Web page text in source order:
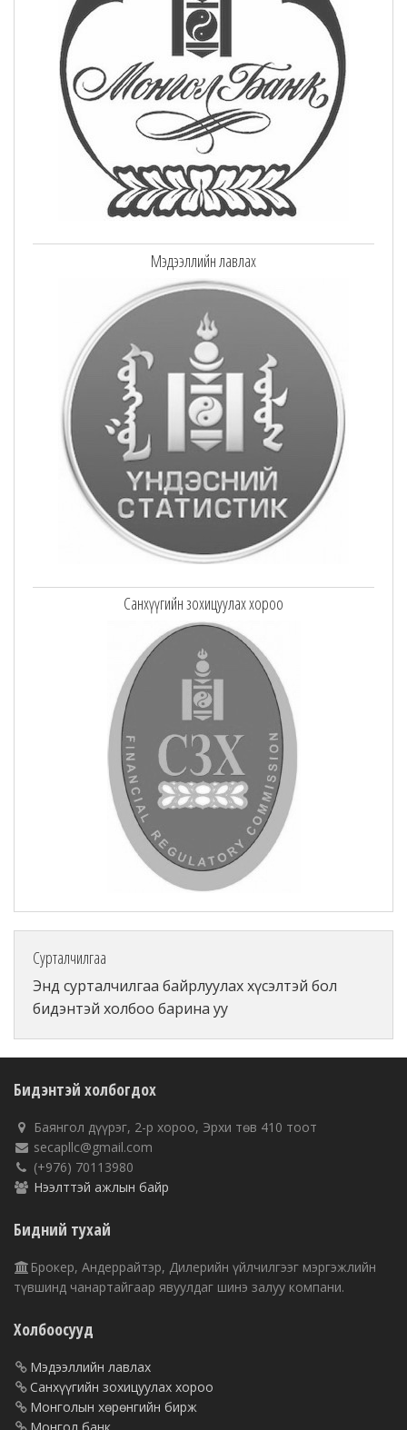
Мэдээллийн лавлах
Санхүүгийн зохицуулах хороо
Сурталчилгаа
Энд сурталчилгаа байрлуулах хүсэлтэй бол
бидэнтэй холбоо барина уу
Бидэнтэй холбогдох
Баянгол дүүрэг, 2-р хороо, Эрхи төв 410 тоот
secapllc@gmail.com
(+976) 70113980
Нээлттэй ажлын байр
Бидний тухай
Брокер, Андеррайтэр, Дилерийн үйлчилгээг мэргэжлийн
түвшинд чанартайгаар явуулдаг шинэ залуу компани.
Холбоосууд
Мэдээллийн лавлах
Санхүүгийн зохицуулах хороо
Монголын хөрөнгийн бирж